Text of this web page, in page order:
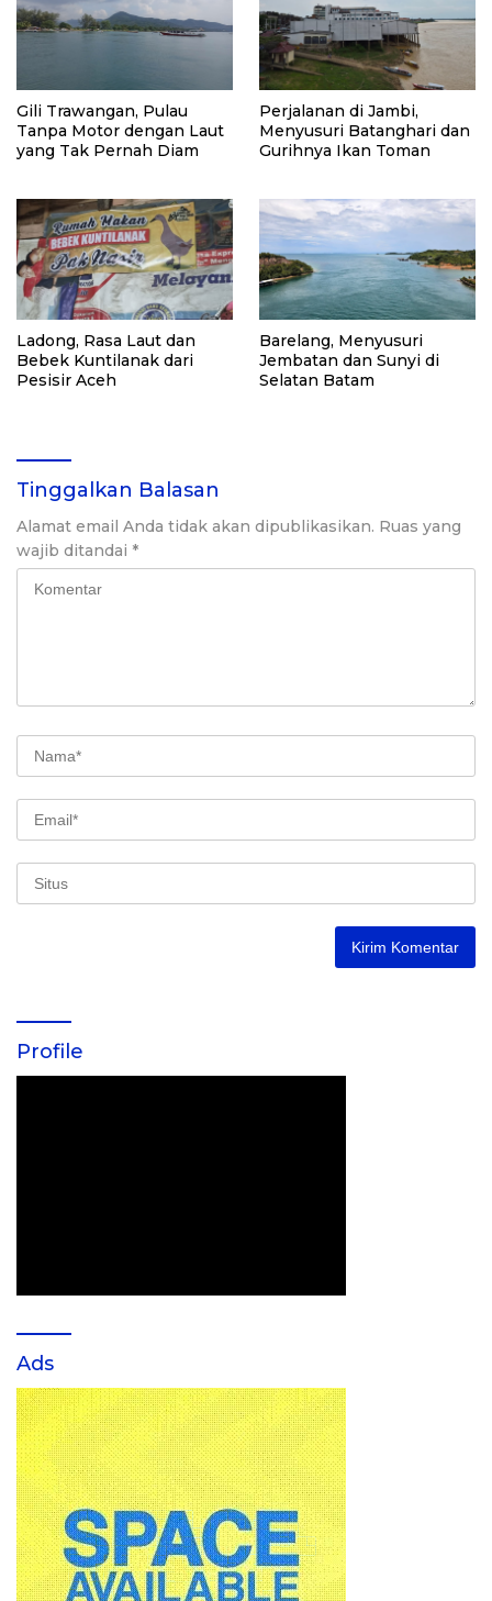
Gili Trawangan, Pulau
Tanpa Motor dengan Laut
yang Tak Pernah Diam
Perjalanan di Jambi,
Menyusuri Batanghari dan
Gurihnya Ikan Toman
Ladong, Rasa Laut dan
Bebek Kuntilanak dari
Pesisir Aceh
Barelang, Menyusuri
Jembatan dan Sunyi di
Selatan Batam
Tinggalkan Balasan
Alamat email Anda tidak akan dipublikasikan. Ruas yang
wajib ditandai *
Profile
Ads